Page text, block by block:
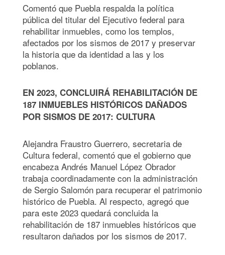
Comentó que Puebla respalda la política
pública del titular del Ejecutivo federal para
rehabilitar inmuebles, como los templos,
afectados por los sismos de 2017 y preservar
la historia que da identidad a las y los
poblanos.
EN 2023, CONCLUIRÁ REHABILITACIÓN DE
187 INMUEBLES HISTÓRICOS DAÑADOS
POR SISMOS DE 2017: CULTURA
Alejandra Fraustro Guerrero, secretaria de
Cultura federal, comentó que el gobierno que
encabeza Andrés Manuel López Obrador
trabaja coordinadamente con la administración
de Sergio Salomón para recuperar el patrimonio
histórico de Puebla. Al respecto, agregó que
para este 2023 quedará concluida la
rehabilitación de 187 inmuebles históricos que
resultaron dañados por los sismos de 2017.